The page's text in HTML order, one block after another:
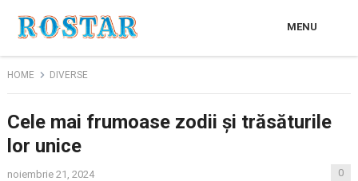
MENU
HOME DIVERSE
Cele mai frumoase zodii și trăsăturile
lor unice
noiembrie 21, 2024 0